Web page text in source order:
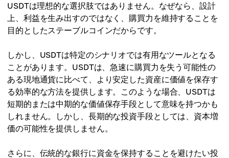
USDTは理想的な選択肢ではありません。なぜなら、設計
上、利益を生み出すのではなく、購買力を維持することを
目的としたステーブルコインだからです。
しかし、USDTは特定のシナリオでは有用なツールとなる
ことがあります。USDTは、急速に購買力を失う可能性の
ある現地通貨に比べて、より安定した資産に価値を保存す
る効率的な方法を提供します。このような場合、USDTは
短期的または中期的な価値保存手段として意味を持つかも
しれません。しかし、長期的な投資手段としては、資本増
価の可能性を提供しません。
さらに、伝統的な銀行に資金を保持することを避けたい投